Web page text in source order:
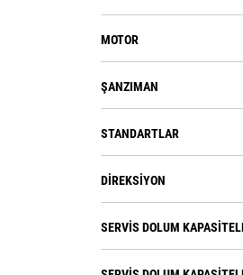
MOTOR
ŞANZIMAN
STANDARTLAR
DIREKSIYON
SERVIS DOLUM